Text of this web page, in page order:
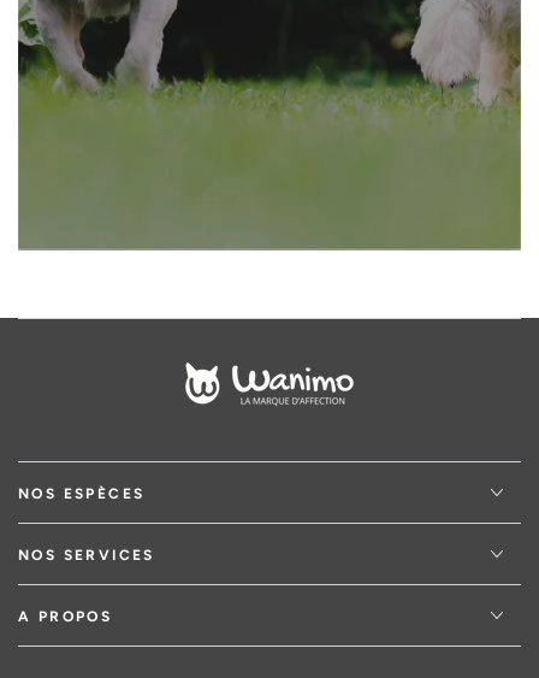
votre
adresse
email
NOS ESPÈCES
NOS SERVICES
A PROPOS